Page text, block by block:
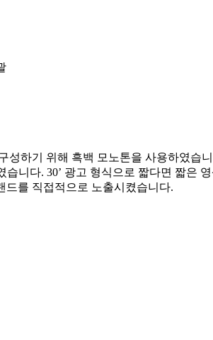
하기 위해 흑백 모노톤을 사용하였습
니다. 30’ 광고 형식으로 짧다면 짧은
드를 직접적으로 노출시켰습니다.